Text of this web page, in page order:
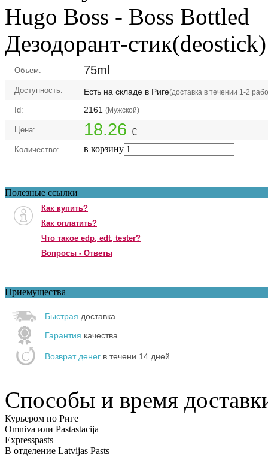
Hugo Boss - Boss Bottled
Дезодорант-стик(deostick)
Объем: 75ml
Доступность: Есть на складе в Риге(доставка в течении 1-2
Id: 2161 (Мужской)
Цена: 18.26 €
Количество: в корзину
Полезные ссылки
Как купить?
Как оплатить?
Что такое edp, edt, tester?
Вопросы - Ответы
Приемущества
Быстрая доставка
Гарантия качества
Возврат денег в течени 14 дней
Способы и время
Курьером по Риге
Omniva или Pastastacija
Expresspasts
В отделение Latvijas Pasts